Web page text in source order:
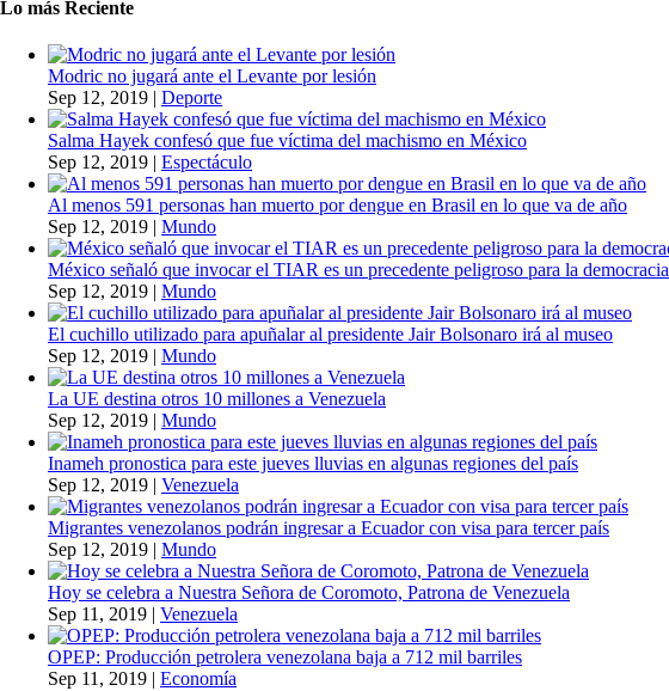
Lo más Reciente
Modric no jugará ante el Levante por lesión
Sep 12, 2019 | Deporte
Salma Hayek confesó que fue víctima del machismo en México
Sep 12, 2019 | Espectáculo
Al menos 591 personas han muerto por dengue en Brasil en lo que va de año
Sep 12, 2019 | Mundo
México señaló que invocar el TIAR es un precedente peligroso para la democracia
Sep 12, 2019 | Mundo
El cuchillo utilizado para apuñalar al presidente Jair Bolsonaro irá al museo
Sep 12, 2019 | Mundo
La UE destina otros 10 millones a Venezuela
Sep 12, 2019 | Mundo
Inameh pronostica para este jueves lluvias en algunas regiones del país
Sep 12, 2019 | Venezuela
Migrantes venezolanos podrán ingresar a Ecuador con visa para tercer país
Sep 12, 2019 | Mundo
Hoy se celebra a Nuestra Señora de Coromoto, Patrona de Venezuela
Sep 11, 2019 | Venezuela
OPEP: Producción petrolera venezolana baja a 712 mil barriles
Sep 11, 2019 | Economía